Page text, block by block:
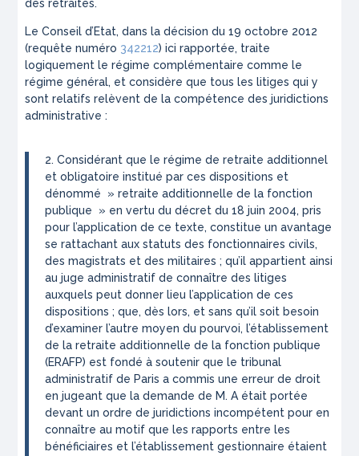
des retraites.
Le Conseil d’Etat, dans la décision du 19 octobre 2012
(requête numéro 342212) ici rapportée, traite
logiquement le régime complémentaire comme le
régime général, et considère que tous les litiges qui y
sont relatifs relèvent de la compétence des juridictions
administrative :
2. Considérant que le régime de retraite additionnel
et obligatoire institué par ces dispositions et
dénommé » retraite additionnelle de la fonction
publique » en vertu du décret du 18 juin 2004, pris
pour l’application de ce texte, constitue un avantage
se rattachant aux statuts des fonctionnaires civils,
des magistrats et des militaires ; qu’il appartient ainsi
au juge administratif de connaître des litiges
auxquels peut donner lieu l’application de ces
dispositions ; que, dès lors, et sans qu’il soit besoin
d’examiner l’autre moyen du pourvoi, l’établissement
de la retraite additionnelle de la fonction publique
(ERAFP) est fondé à soutenir que le tribunal
administratif de Paris a commis une erreur de droit
en jugeant que la demande de M. A était portée
devant un ordre de juridictions incompétent pour en
connaître au motif que les rapports entre les
bénéficiaires et l’établissement gestionnaire étaient